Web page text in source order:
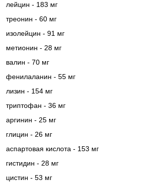
лейцин - 183 мг
треонин - 60 мг
изолейцин - 91 мг
метионин - 28 мг
валин - 70 мг
фенилаланин - 55 мг
лизин - 154 мг
триптофан - 36 мг
аргинин - 25 мг
глицин - 26 мг
аспартовая кислота - 153 мг
гистидин - 28 мг
цистин - 53 мг